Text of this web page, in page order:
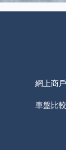
網上商
車盤比較